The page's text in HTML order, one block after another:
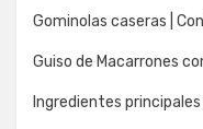
Gominolas caseras |
Guiso de Macarrones
Ingredientes